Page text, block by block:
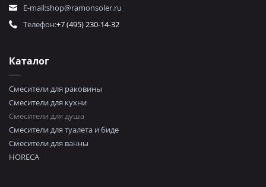
Каталог
Смесители для раковины
Смесители для кухни
Смесители для душа
Смесители для туалета и биде
Смесители для ванны
HORECA
E-mail:shop@ramonsoler.ru
Телефон:+7 (495) 230-14-32